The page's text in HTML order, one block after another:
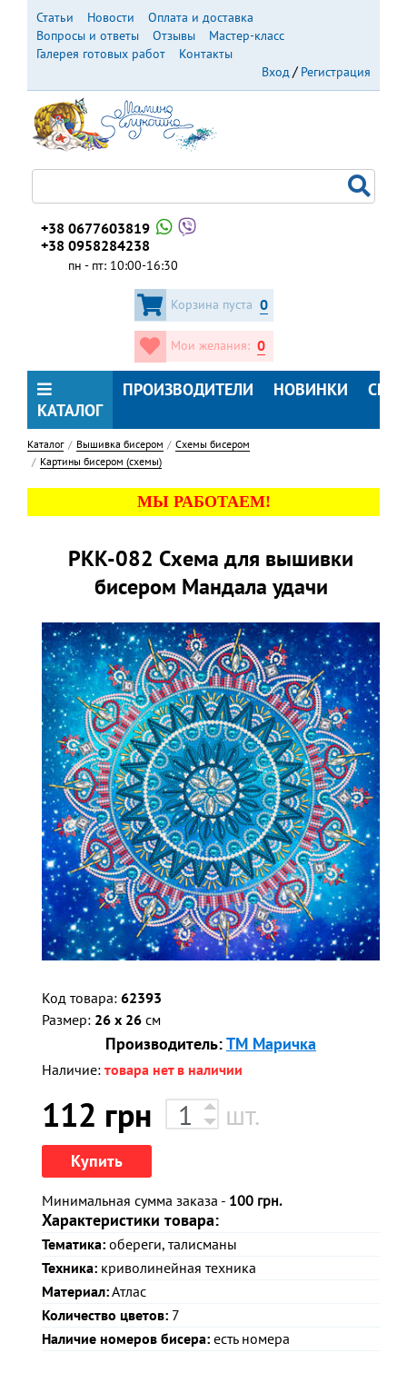
Перейти
основному
содержанию
Статьи Новости
Оплата и доставка
Вопросы и ответы
Отзывы
Мастер-класс
Галерея готовых работ
Контакты
Вход
Регистрация
+38 0677603819
+38 0958284238
пн - пт: 10:00-16:30
Корзина пуста 0
Мои желания: 0
КАТАЛОГ
ПРОИЗВОДИТЕЛИ НОВИНКИ
Каталог Вышивка бисером
Схемы бисером
Картины бисером (схемы)
МЫ РАБОТАЕМ!
РКК-082 Схема для вышивки
бисером Мандала удачи
Код товара: 62393
Размер: 26 x 26 см
Производитель:ТМ Маричка
Наличие: товара нет в наличии
112 грн шт.
Купить
Минимальная сумма заказа - 100 грн.
Характеристики товара:
Тематика: обереги, талисманы
Техника: криволинейная техника
Материал:Атлас
Количество цветов: 7
Наличие номеров бисера: есть номера